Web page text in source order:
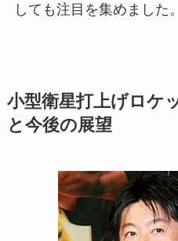
しても注目を集めました。
小型衛星打上げロケ
と今後の展望